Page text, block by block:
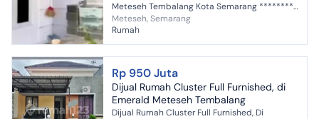
Meteseh Tembalang Kota Semarang ********
SPESIFIKASI RUMAH (+) Tipe 72/72 Full
Renovasi Baru (+) Harga: Rp 3...
Meteseh, Semarang
Rumah
Rp 950 Juta
Dijual Rumah Cluster Full Furnished, di
Emerald Meteseh Tembalang
Dijual Rumah Cluster Full Furnished, Di